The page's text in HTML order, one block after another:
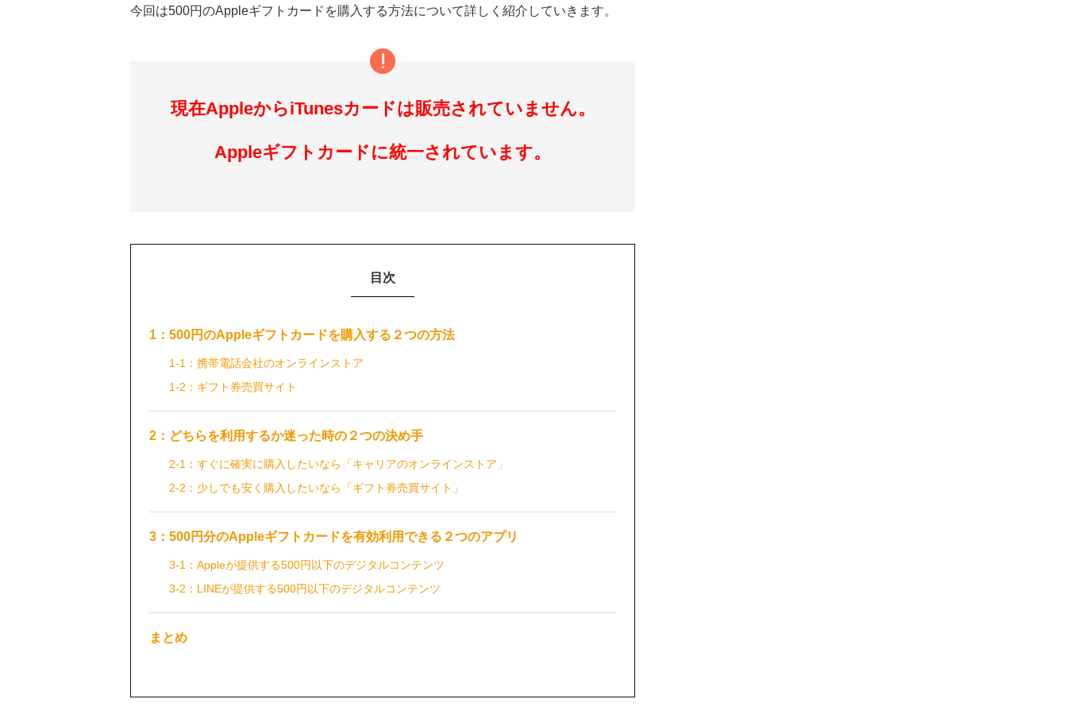
今回は500円のAppleギフトカードを購入する方法について詳しく紹介していきます。
現在AppleからiTunesカードは販売されていません。
Appleギフトカードに統一されています。
目次
1：500円のAppleギフトカードを購入する２つの方法
1-1：携帯電話会社のオンラインストア
1-2：ギフト券売買サイト
2：どちらを利用するか迷った時の２つの決め手
2-1：すぐに確実に購入したいなら「キャリアのオンラインストア」
2-2：少しでも安く購入したいなら「ギフト券売買サイト」
3：500円分のAppleギフトカードを有効利用できる２つのアプリ
3-1：Appleが提供する500円以下のデジタルコンテンツ
3-2：LINEが提供する500円以下のデジタルコンテンツ
まとめ